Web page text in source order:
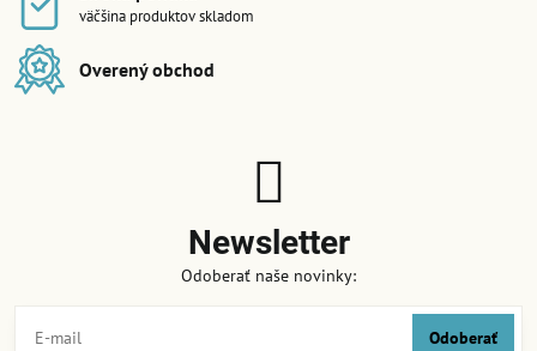
väčšina produktov skladom
Overený obchod
Newsletter
Odoberať naše novinky:
Odoberať